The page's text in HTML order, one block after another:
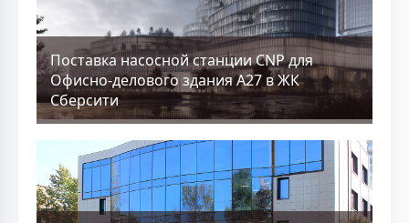
Поставка насосной станции CNP для
Офисно-делового здания А27 в ЖК
Сберсити